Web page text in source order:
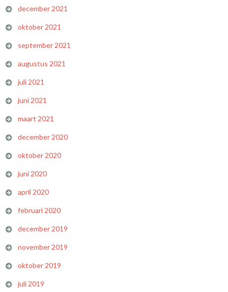
december 2021
oktober 2021
september 2021
augustus 2021
juli 2021
juni 2021
maart 2021
december 2020
oktober 2020
juni 2020
april 2020
februari 2020
december 2019
november 2019
oktober 2019
juli 2019